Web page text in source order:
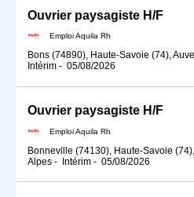
Ouvrier paysagiste H/F
Emploi Aquila Rh
Bons (74890), Haute-Savoie (74),
Intérim - 05/08/2026
Ouvrier paysagiste H/F
Emploi Aquila Rh
Bonneville (74130), Haute-Savoie
Alpes - Intérim - 05/08/2026